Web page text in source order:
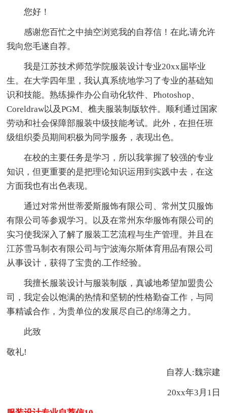
您好！
感谢您百忙之中抽空浏览我的自荐信！在此,请允许
我向您毛遂自荐。
我是江苏技术师范学院服装设计专业20xx届毕业
生。在大学四年里，我认真系统地学习了专业的基础知
识和技能。熟练操作办公自动化软件、Photoshop、
Coreldraw以及PGM、樵夫服装制版软件。顺利通过国家
劳动和社会保障部服装中级技能考试。此外，在担任班
级组织委员期间积极为同学服务，表现出色。
在校的主要任务是学习，所以我掌握了较强的专业
知识，但更重要的是把理论知识运用到实践中去，在这
方面我也有出色表现。
通过对常州世蒂爱斯服饰有限公司、常州艾贝服饰
有限公司等参观学习。以及在常州东华服饰有限公司的
实习使我深入了解了服装工艺流程与生产管理。并且在
江苏雪马制衣有限公司与宁波海尔斯体育用品有限公司
从事设计，获得了宝贵的.工作经验。
我擅长服装设计与服装制版，真诚地希望加盟贵公
司，我定会以饱满的热情和坚韧的性格勤奋工作，与同
事精诚合作，为贵单位的发展尽自己的绵薄之力。
此致
敬礼!
自荐人:魏宗建
20xx年3月1日